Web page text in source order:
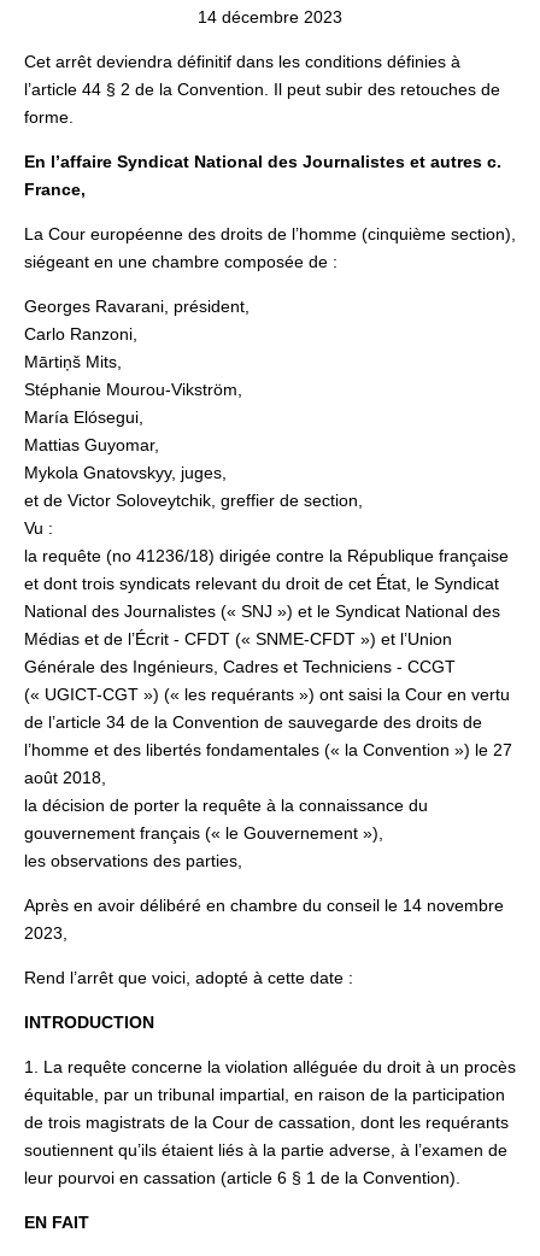
14 décembre 2023
Cet arrêt deviendra définitif dans les conditions définies à
l’article 44 § 2 de la Convention. Il peut subir des retouches de
forme.
En l’affaire Syndicat National des Journalistes et autres c.
France,
La Cour européenne des droits de l’homme (cinquième section),
siégeant en une chambre composée de :
Georges Ravarani, président,
Carlo Ranzoni,
Mārtiņš Mits,
Stéphanie Mourou-Vikström,
María Elósegui,
Mattias Guyomar,
Mykola Gnatovskyy, juges,
et de Victor Soloveytchik, greffier de section,
Vu :
la requête (no 41236/18) dirigée contre la République française
et dont trois syndicats relevant du droit de cet État, le Syndicat
National des Journalistes (« SNJ ») et le Syndicat National des
Médias et de l’Écrit ‑ CFDT (« SNME-CFDT ») et l’Union
Générale des Ingénieurs, Cadres et Techniciens ‑ CCGT
(« UGICT-CGT ») (« les requérants ») ont saisi la Cour en vertu
de l’article 34 de la Convention de sauvegarde des droits de
l’homme et des libertés fondamentales (« la Convention ») le 27
août 2018,
la décision de porter la requête à la connaissance du
gouvernement français (« le Gouvernement »),
les observations des parties,
Après en avoir délibéré en chambre du conseil le 14 novembre
2023,
Rend l’arrêt que voici, adopté à cette date :
INTRODUCTION
1. La requête concerne la violation alléguée du droit à un procès
équitable, par un tribunal impartial, en raison de la participation
de trois magistrats de la Cour de cassation, dont les requérants
soutiennent qu’ils étaient liés à la partie adverse, à l’examen de
leur pourvoi en cassation (article 6 § 1 de la Convention).
EN FAIT